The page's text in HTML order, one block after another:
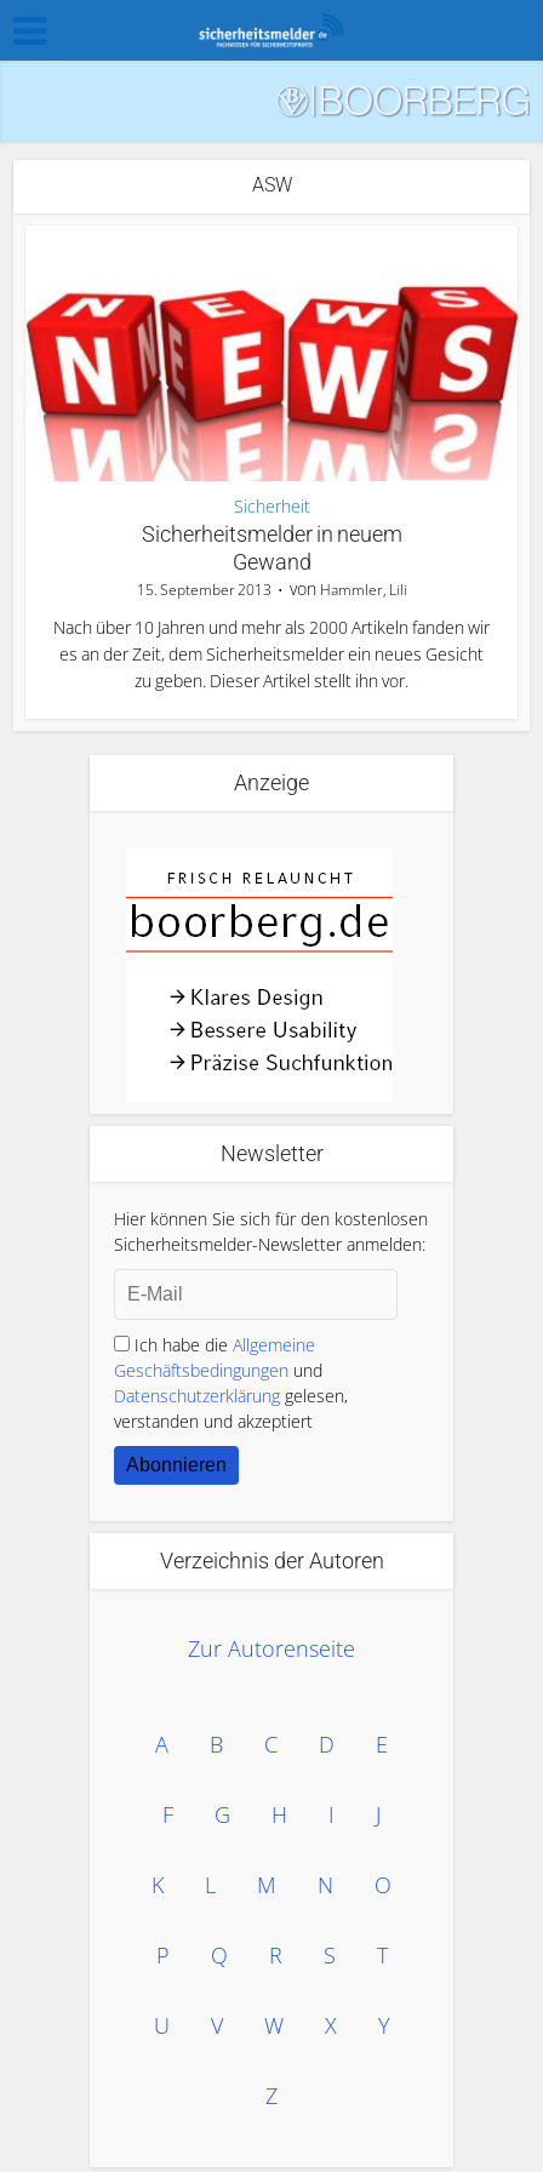
ASW
Sicherheit
Sicherheitsmelder in neuem
Gewand
15. September 2013 von Hammler, Lili
Nach über 10 Jahren und mehr als 2000 Artikeln fanden wir
es an der Zeit, dem Sicherheitsmelder ein neues Gesicht
zu geben. Dieser Artikel stellt ihn vor.
Anzeige
Newsletter
Hier können Sie sich für den kostenlosen
Sicherheitsmelder-Newsletter anmelden:
Ich habe die Allgemeine
Geschäftsbedingungen und
Datenschutzerklärung gelesen,
verstanden und akzeptiert
Abonnieren
Verzeichnis der Autoren
Zur Autorenseite
A B C D E
F G H I J
K L M N O
P Q R S T
U V W X Y
Z